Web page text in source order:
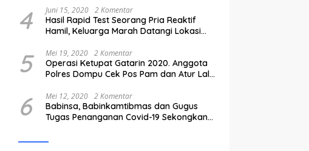
4 Juni 15, 2020 2 Komentar
Hasil Rapid Test Seorang Pria Reaktif
Hamil, Keluarga Marah Datangi Lokasi
5 Mei 19, 2020 2 Komentar
Operasi Ketupat Gatarin 2020. Anggota
Polres Dompu Cek Pos Pam dan Atur Lalu
6 Mei 12, 2020 2 Komentar
Babinsa, Babinkamtibmas dan Gugus
Tugas Penanganan Covid-19 Sekongkang
ODP.